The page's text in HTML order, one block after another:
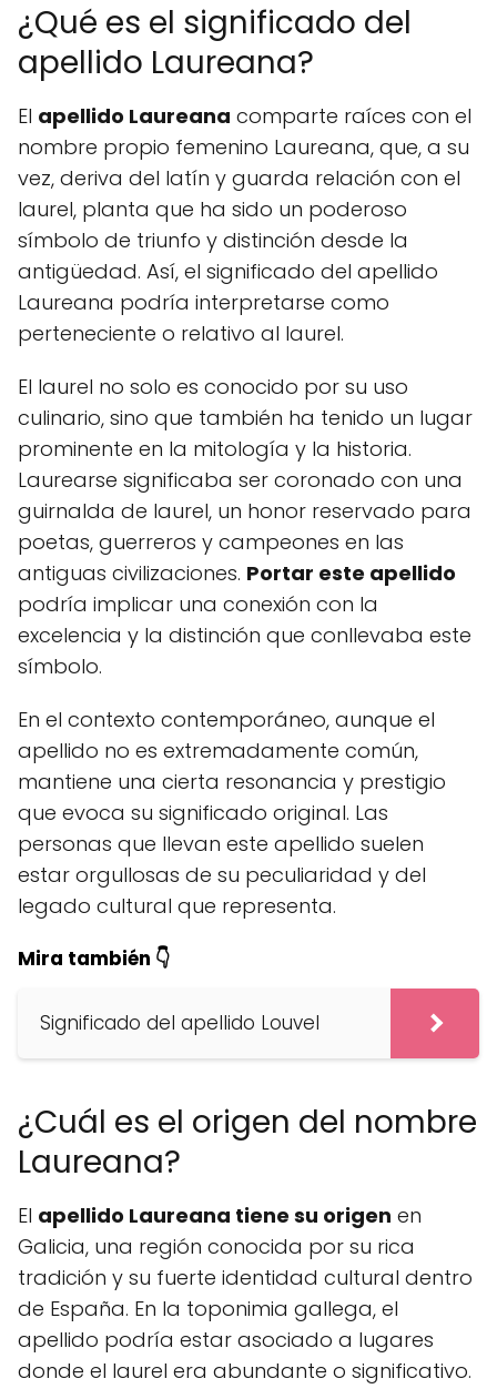
¿Qué es el significado del
apellido Laureana?
El apellido Laureana comparte raíces con el
nombre propio femenino Laureana, que, a su
vez, deriva del latín y guarda relación con el
laurel, planta que ha sido un poderoso
símbolo de triunfo y distinción desde la
antigüedad. Así, el significado del apellido
Laureana podría interpretarse como
perteneciente o relativo al laurel.
El laurel no solo es conocido por su uso
culinario, sino que también ha tenido un lugar
prominente en la mitología y la historia.
Laurearse significaba ser coronado con una
guirnalda de laurel, un honor reservado para
poetas, guerreros y campeones en las
antiguas civilizaciones. Portar este apellido
podría implicar una conexión con la
excelencia y la distinción que conllevaba este
símbolo.
En el contexto contemporáneo, aunque el
apellido no es extremadamente común,
mantiene una cierta resonancia y prestigio
que evoca su significado original. Las
personas que llevan este apellido suelen
estar orgullosas de su peculiaridad y del
legado cultural que representa.
Mira también 👇
Significado del apellido Louvel
¿Cuál es el origen del nombre
Laureana?
El apellido Laureana tiene su origen en
Galicia, una región conocida por su rica
tradición y su fuerte identidad cultural dentro
de España. En la toponimia gallega, el
apellido podría estar asociado a lugares
donde el laurel era abundante o significativo.